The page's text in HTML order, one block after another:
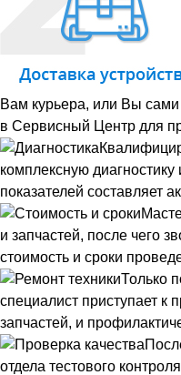
Вам курьера, или Вы сами
в Сервисный Центр для
комплексную
показателей составляет
и запчастей, после чего
стоимость и сроки
Только
специалист приступает
запчастей, и
отдела тестового